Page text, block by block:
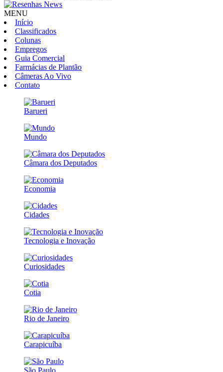
MENU
Início
Classificados
Colunas
Empregos
Guia Comercial
Farmácias de Plantão
Câmeras Ao Vivo
Contato
Barueri
Mundo
Câmara dos Deputados
Economia
Cidades
Tecnologia e Inovação
Curiosidades
Cotia
Rio de Janeiro
Carapicuíba
São Paulo